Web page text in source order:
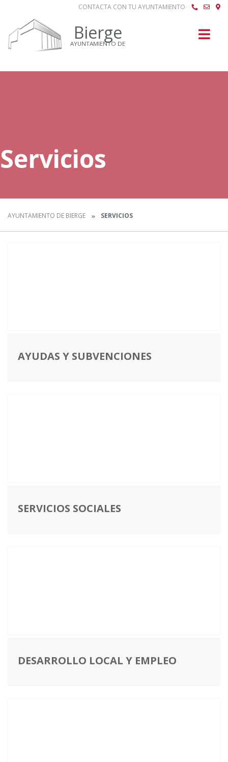
CONTACTA CON TU AYUNTAMIENTO
Bierge
AYUNTAMIENTO DE
Servicios
AYUNTAMIENTO DE BIERGE SERVICIOS
AYUDAS Y SUBVENCIONES
SERVICIOS SOCIALES
DESARROLLO LOCAL Y EMPLEO